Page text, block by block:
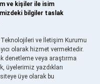
ve kişiler ile isim
bilgiler taslak
ve İletişim Kurumu
olarak hizmet vermektedir.
denetleme veya araştırma
üyelerimiz yazdıkları
üye olarak bu